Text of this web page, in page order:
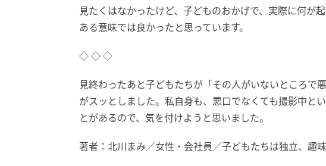
見たくはなかったけど、子どものおかげで、実際に何が
ある意味では良かったと思っています。
◇ ◇ ◇
見終わったあと子どもたちが「その人がいないところで
がスッとしました。私自身も、悪口でなくても撮影中と
とがあるので、気を付けようと思いました。
著者：北川まみ／女性・会社員／子どもたちは独立、趣